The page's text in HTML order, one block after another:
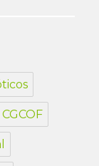
CGCOF